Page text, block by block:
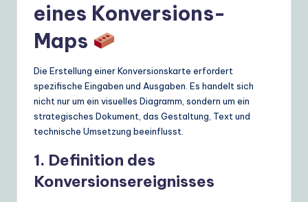
eines Konversions-
Maps
Die Erstellung einer Konversionskarte erfordert
spezifische Eingaben und Ausgaben. Es handelt sich
nicht nur um ein visuelles Diagramm, sondern um ein
strategisches Dokument, das Gestaltung, Text und
technische Umsetzung beeinflusst.
1. Definition des
Konversionsereignisses